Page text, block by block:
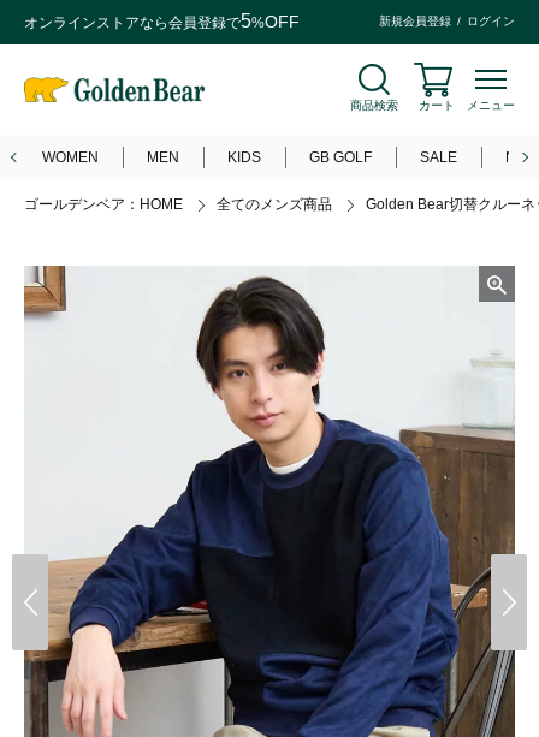
オンラインストアなら会員登録で5%OFF 新規会員登録 ログイン
商品検索 カート メニュー
WOMEN MEN KIDS GB GOLF SALE
ゴールデンベア：HOME 全てのメンズ商品 Golden Bear切替クルー